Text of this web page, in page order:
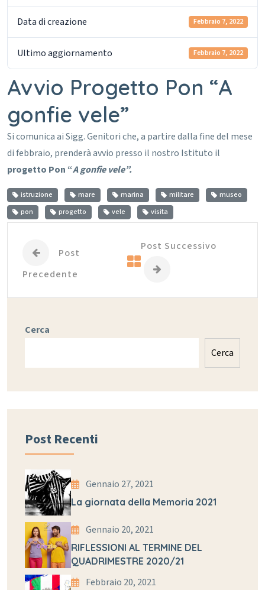
Data di creazione Febbraio 7, 2022
Ultimo aggiornamento Febbraio 7, 2022
Avvio Progetto Pon “A
gonfie vele”
Si comunica ai Sigg. Genitori che, a partire dalla fine del mese
di febbraio, prenderà avvio presso il nostro Istituto il
progetto Pon “A gonfie vele”.
istruzione mare marina militare
museo
pon
progetto vele visita
Post
Precedente
Post Successivo
Cerca
Cerca
Post Recenti
Gennaio 27, 2021
La giornata della Memoria 2021
Gennaio 20, 2021
RIFLESSIONI AL TERMINE DEL
QUADRIMESTRE 2020/21
Febbraio 20, 2021